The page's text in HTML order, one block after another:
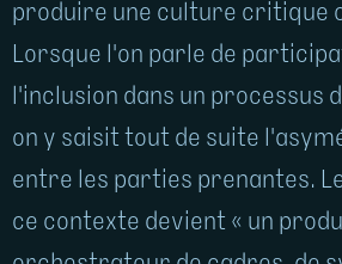
produire une culture critique
Lorsque l'on parle de
l'inclusion dans un processus
on y saisit tout de suite
entre les parties prenantes.
ce contexte devient « un